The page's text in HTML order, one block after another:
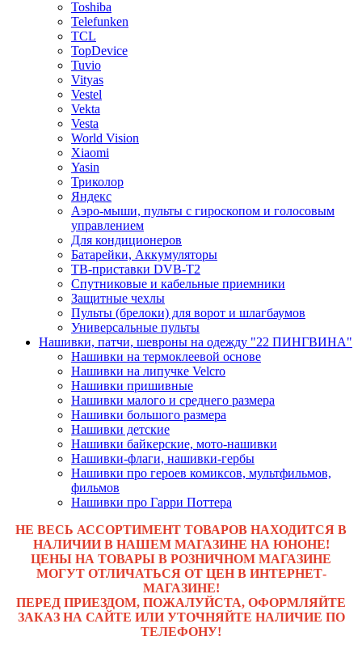
Toshiba
Telefunken
TCL
TopDevice
Tuvio
Vityas
Vestel
Vekta
Vesta
World Vision
Xiaomi
Yasin
Триколор
Яндекс
Аэро-мыши, пульты с гироскопом и голосовым
управлением
Для кондиционеров
Батарейки, Аккумуляторы
ТВ-приставки DVB-T2
Спутниковые и кабельные приемники
Защитные чехлы
Пульты (брелоки) для ворот и шлагбаумов
Универсальные пульты
Нашивки, патчи, шевроны на одежду "22 ПИНГВИНА"
Нашивки на термоклеевой основе
Нашивки на липучке Velcro
Нашивки пришивные
Нашивки малого и среднего размера
Нашивки большого размера
Нашивки детские
Нашивки байкерские, мото-нашивки
Нашивки-флаги, нашивки-гербы
Нашивки про героев комиксов, мультфильмов,
фильмов
Нашивки про Гарри Поттера
НЕ ВЕСЬ АССОРТИМЕНТ ТОВАРОВ НАХОДИТСЯ В
НАЛИЧИИ В НАШЕМ МАГАЗИНЕ НА ЮНОНЕ!
ЦЕНЫ НА ТОВАРЫ В РОЗНИЧНОМ МАГАЗИНЕ
МОГУТ ОТЛИЧАТЬСЯ ОТ ЦЕН В ИНТЕРНЕТ-
МАГАЗИНЕ!
ПЕРЕД ПРИЕЗДОМ, ПОЖАЛУЙСТА, ОФОРМЛЯЙТЕ
ЗАКАЗ НА САЙТЕ ИЛИ УТОЧНЯЙТЕ НАЛИЧИЕ ПО
ТЕЛЕФОНУ!